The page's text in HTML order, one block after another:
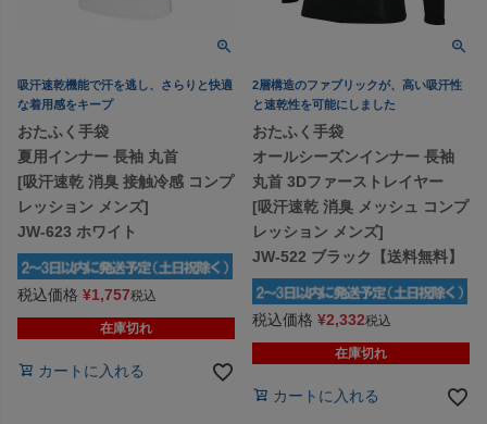
吸汗速乾機能で汗を逃し、さらりと快適
な着用感をキープ
おたふく手袋
夏用インナー 長袖 丸首
[吸汗速乾 消臭 接触冷感 コンプ
レッション メンズ]
JW-623 ホワイト
税込価格 ¥1,757税込
在庫切れ
カートに入れる
2層構造のファブリックが、高い吸汗性
と速乾性を可能にしました
おたふく手袋
オールシーズンインナー 長袖
丸首 3Dファーストレイヤー
[吸汗速乾 消臭 メッシュ コンプ
レッション メンズ]
JW-522 ブラック【送料無料】
税込価格 ¥2,332税込
在庫切れ
カートに入れる